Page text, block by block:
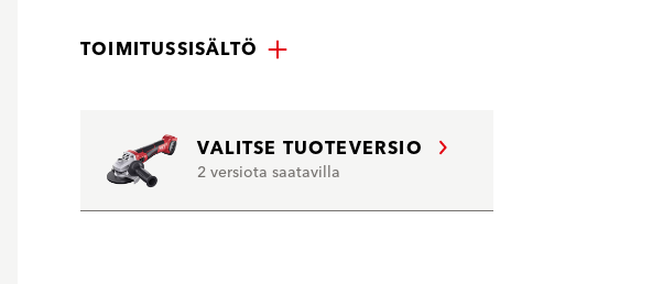
TOIMITUSSISÄLTÖ
VALITSE TUOTEVERSIO
2 versiota saatavilla